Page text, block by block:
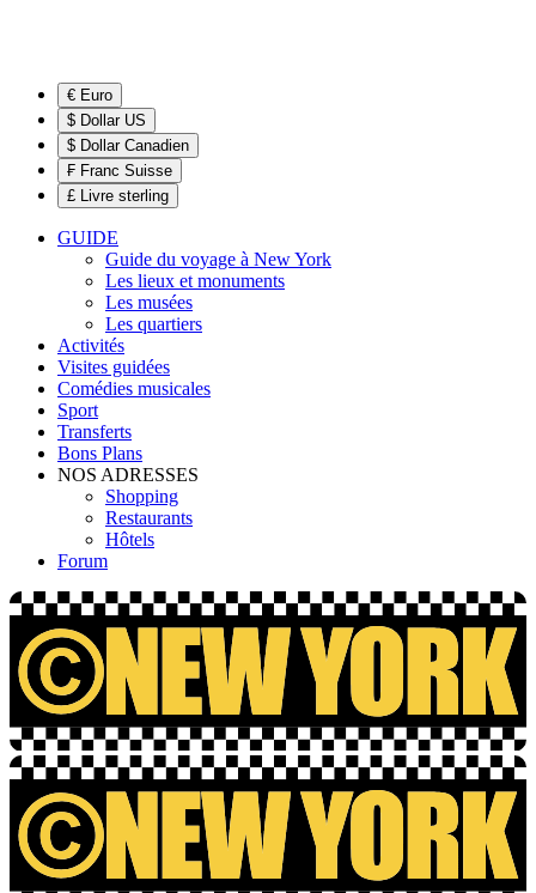
€ Euro
$ Dollar US
$ Dollar Canadien
₣ Franc Suisse
£ Livre sterling
GUIDE
Guide du voyage à New York
Les lieux et monuments
Les musées
Les quartiers
Activités
Visites guidées
Comédies musicales
Sport
Transferts
Bons Plans
NOS ADRESSES
Shopping
Restaurants
Hôtels
Forum